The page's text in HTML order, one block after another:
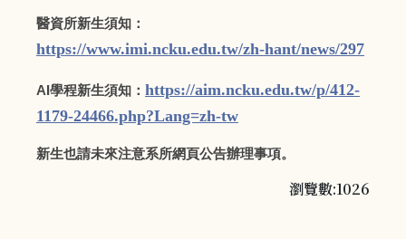
醫資所新生須知：
https://www.imi.ncku.edu.tw/zh-hant/news/297
AI學程新生須知： https://aim.ncku.edu.tw/p/412-
1179-24466.php?Lang=zh-tw
新生也請未來注意系所網頁公告辦理事項。
瀏覽數:1026